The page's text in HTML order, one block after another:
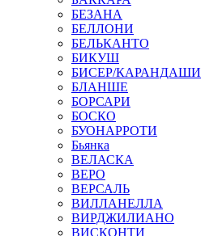
БЕЗАНА
БЕЛЛОНИ
БЕЛЬКАНТО
БИКУШ
БИСЕР/КАРАНДАШИ
БЛАНШЕ
БОРСАРИ
БОСКО
БУОНАРРОТИ
Бьянка
ВЕЛАСКА
ВЕРО
ВЕРСАЛЬ
ВИЛЛАНЕЛЛА
ВИРДЖИЛИАНО
ВИСКОНТИ